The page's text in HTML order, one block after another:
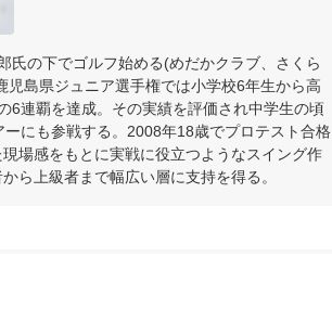
氏の下でゴルフ始める(めだかクラブ、さくら
児島県ジュニア選手権では小学校6年生から高
6連覇を達成。その実績を評価され中学生の頃
にも参戦する。2008年18歳でプロテスト合格
場感をもとに実戦に役立つようなスイング作
ら上級者まで幅広い層に支持を得る。